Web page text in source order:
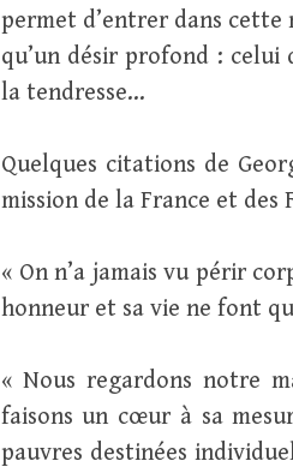
permet d’entrer dans cette
qu’un désir profond :
la tendresse…
Quelques citations de
mission de la France et des
« On n’a jamais vu périr
honneur et sa vie ne font
« Nous regardons notre
faisons un cœur à sa
pauvres destinées